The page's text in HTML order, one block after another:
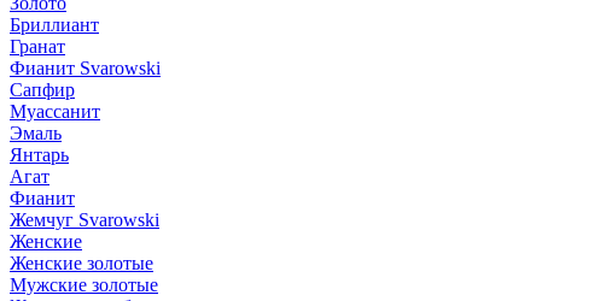
Бриллиант
Гранат
Фианит Svarowski
Сапфир
Муассанит
Эмаль
Янтарь
Агат
Фианит
Жемчуг Svarowski
Женские
Женские золотые
Мужские золотые